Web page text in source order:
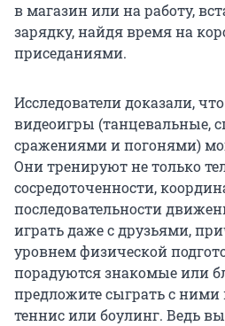
в магазин или на работу,
зарядку, найдя время на
приседаниями.
Исследователи доказали,
видеоигры (танцевальные,
сражениями и погонями)
Они тренируют не только
сосредоточенности,
последовательности
играть даже с друзьями,
уровнем физической
порадуются знакомые или
предложите сыграть с
теннис или боулинг. Ведь вы